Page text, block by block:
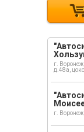
г.
д.48а,
г.